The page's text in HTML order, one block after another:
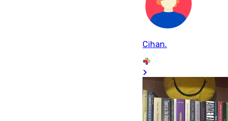
Cihan.